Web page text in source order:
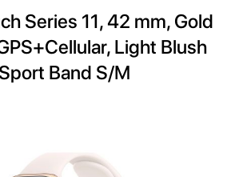
Series 11, 42 mm, Gold
Light Blush
Sport Band S/M